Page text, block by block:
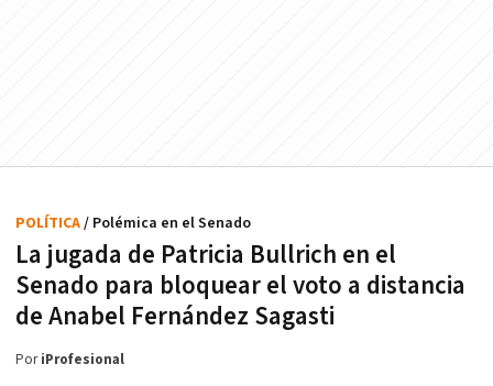
La jugada de Patricia Bullrich en el
Senado para bloquear el voto a distancia
de Anabel Fernández Sagasti
POLÍTICA/ Polémica en el Senado
PoriProfesional